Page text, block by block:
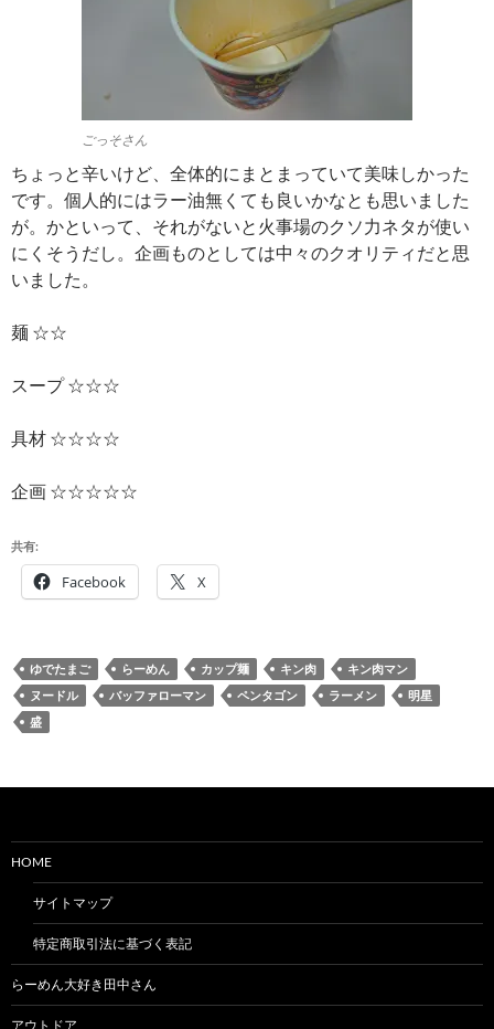
ごっそさん
ちょっと辛いけど、全体的にまとまっていて美味しかった
です。個人的にはラー油無くても良いかなとも思いました
が。かといって、それがないと火事場のクソ力ネタが使い
にくそうだし。企画ものとしては中々のクオリティだと思
いました。
麺 ☆☆
スープ ☆☆☆
具材 ☆☆☆☆
企画 ☆☆☆☆☆
共有:
Facebook X
ゆでたまご らーめん カップ麺 キン肉
キン肉マン
ヌードル
バッファローマン ペンタゴン ラーメン
明星
盛
HOME
サイトマップ
特定商取引法に基づく表記
らーめん大好き田中さん
アウトドア